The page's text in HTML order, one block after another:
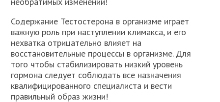
Содержание Тестостерона в организме играет
важную роль при наступлении климакса, и его
нехватка отрицательно влияет на
восстановительные процессы в организме. Для
того чтобы стабилизировать низкий уровень
гормона следует соблюдать все назначения
квалифицированного специалиста и вести
правильный образ жизни!